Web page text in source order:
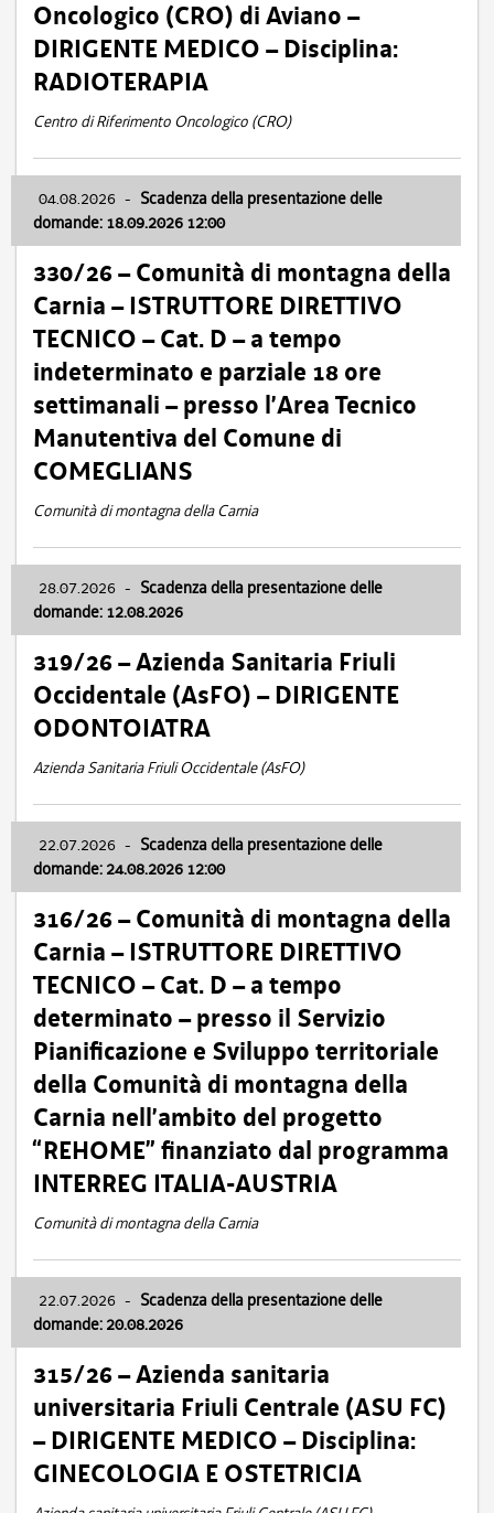
Oncologico (CRO) di Aviano –
DIRIGENTE MEDICO – Disciplina:
RADIOTERAPIA
Centro di Riferimento Oncologico (CRO)
04.08.2026 - Scadenza della presentazione delle
domande: 18.09.2026 12:00
330/26 – Comunità di montagna della
Carnia – ISTRUTTORE DIRETTIVO
TECNICO – Cat. D – a tempo
indeterminato e parziale 18 ore
settimanali – presso l’Area Tecnico
Manutentiva del Comune di
COMEGLIANS
Comunità di montagna della Carnia
28.07.2026 - Scadenza della presentazione delle
domande: 12.08.2026
319/26 – Azienda Sanitaria Friuli
Occidentale (AsFO) – DIRIGENTE
ODONTOIATRA
Azienda Sanitaria Friuli Occidentale (AsFO)
22.07.2026 - Scadenza della presentazione delle
domande: 24.08.2026 12:00
316/26 – Comunità di montagna della
Carnia – ISTRUTTORE DIRETTIVO
TECNICO – Cat. D – a tempo
determinato – presso il Servizio
Pianificazione e Sviluppo territoriale
della Comunità di montagna della
Carnia nell’ambito del progetto
“REHOME” finanziato dal programma
INTERREG ITALIA-AUSTRIA
Comunità di montagna della Carnia
22.07.2026 - Scadenza della presentazione delle
domande: 20.08.2026
315/26 – Azienda sanitaria
universitaria Friuli Centrale (ASU FC)
– DIRIGENTE MEDICO – Disciplina:
GINECOLOGIA E OSTETRICIA